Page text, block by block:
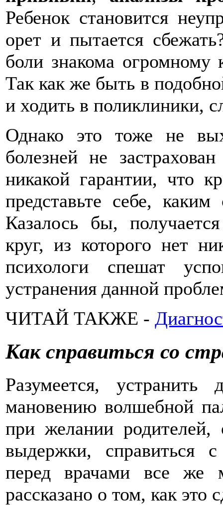
Ребенок становится
орет и пытается
боли знакома огромному
Так как же быть в
и ходить в поликлиники,
Однако это тоже не
болезней не
никакой гарантии, что
представьте себе,
Казалось бы,
круг, из которого нет
психологи спешат
устранения данной
ЧИТАЙ ТАКЖЕ -
Как справиться со
Разумеется,
мановению волшебной
при желании родителей,
выдержки, справиться
перед врачами все же
рассказано о том, как это